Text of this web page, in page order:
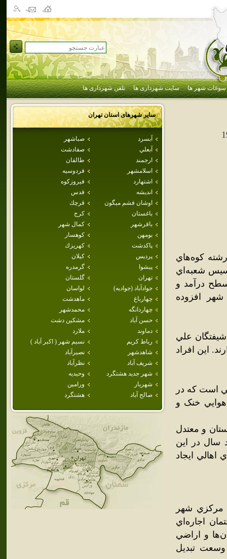
سوغات شهر ها سایت شهرداری ها تلفن شهرداری ها
سایر شهرهای استانتهران
آبسرد
صباشهر
آبعلي
صفادشت
ارجمند
طالقان
اسلامشهر
فردوسيه
اشتهارد
فيروزكوه
انديشه
قدس
اوشان فشم ميگون
قرچك
باغستان
كرج
باقرشهر
كمال شهر
بومهن
كوهسار
پاكدشت
كهريزك
پرديس
كيلان
پيشوا
گرمدره
تهران
گلستان
جوادآباد (جواديه)
لواسان
چهارباغ
ماهدشت
چهاردانگه
محمدشهر
حسن آباد
مشكين دشت
دماوند
ملارد
رباط كريم
نسيم شهر ( اكبر آباد )
شاهدشهر
نصيرآباد
شريف آباد
نظرآباد
شهر جديد هشتگرد
وحيديه
شهريار
ورامين
صالح آباد
هشتگرد
رشته کوه‌هاي
شعبه‌اي
جمعيت و سطح درآمد و
افزوده
علي
اين افراد
است که در
هوايي خنک و
و معتدل
سال در اين
اهالي ايجاد
در يکي از نقاط مرکزي شهر
اجاره‌اي
و اراضي
تبديل